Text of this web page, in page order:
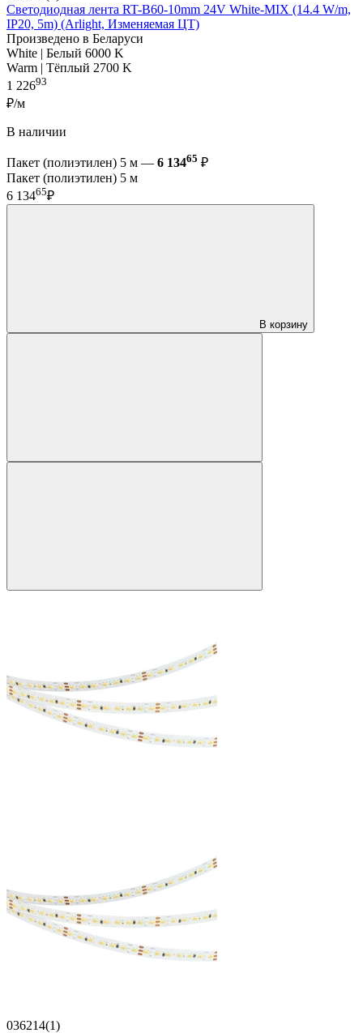
Светодиодная лента RT-B60-10mm 24V White-MIX (14.4 W/m,
IP20, 5m) (Arlight, Изменяемая ЦТ)
Произведено в Беларуси
White | Белый 6000 K
Warm | Тёплый 2700 K
1 22693
₽/м
В наличии
Пакет (полиэтилен) 5 м — 6 13465 ₽
Пакет (полиэтилен) 5 м
6 13465₽
В корзину
036214(1)